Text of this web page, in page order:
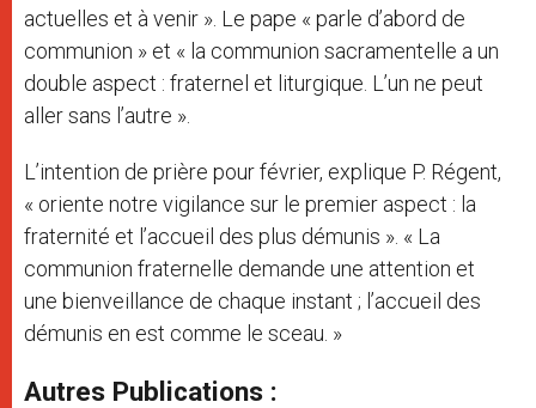
actuelles et à venir ». Le pape « parle d’abord de
communion » et « la communion sacramentelle a un
double aspect : fraternel et liturgique. L’un ne peut
aller sans l’autre ».
L’intention de prière pour février, explique P. Régent,
« oriente notre vigilance sur le premier aspect : la
fraternité et l’accueil des plus démunis ». « La
communion fraternelle demande une attention et
une bienveillance de chaque instant ; l’accueil des
démunis en est comme le sceau. »
Autres Publications :